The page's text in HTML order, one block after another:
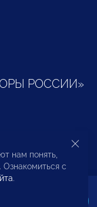
РОССИИ»
и
нам понять,
Ознакомиться с
.